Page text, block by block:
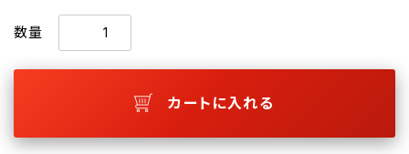
数量
カートに入れる